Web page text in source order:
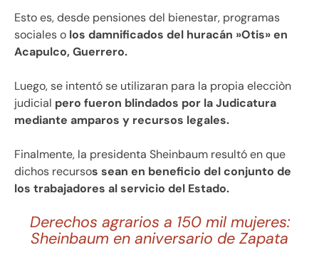
Esto es, desde pensiones del bienestar, programas
sociales o los damnificados del huracán »Otis» en
Acapulco, Guerrero.
Luego, se intentó se utilizaran para la propia elecciòn
judicial pero fueron blindados por la Judicatura
mediante amparos y recursos legales.
Finalmente, la presidenta Sheinbaum resultó en que
dichos recursos sean en beneficio del conjunto de
los trabajadores al servicio del Estado.
Derechos agrarios a 150 mil mujeres:
Sheinbaum en aniversario de Zapata